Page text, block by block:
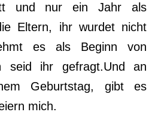
und nur ein Jahr als
Eltern, ihr wurdet nicht
es als Beginn von
seid ihr gefragt.Und an
Geburtstag, gibt es
mich.